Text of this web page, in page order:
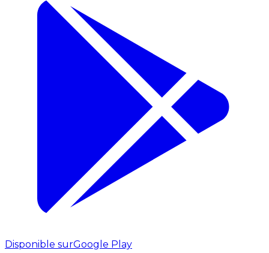
Disponible surGoogle Play